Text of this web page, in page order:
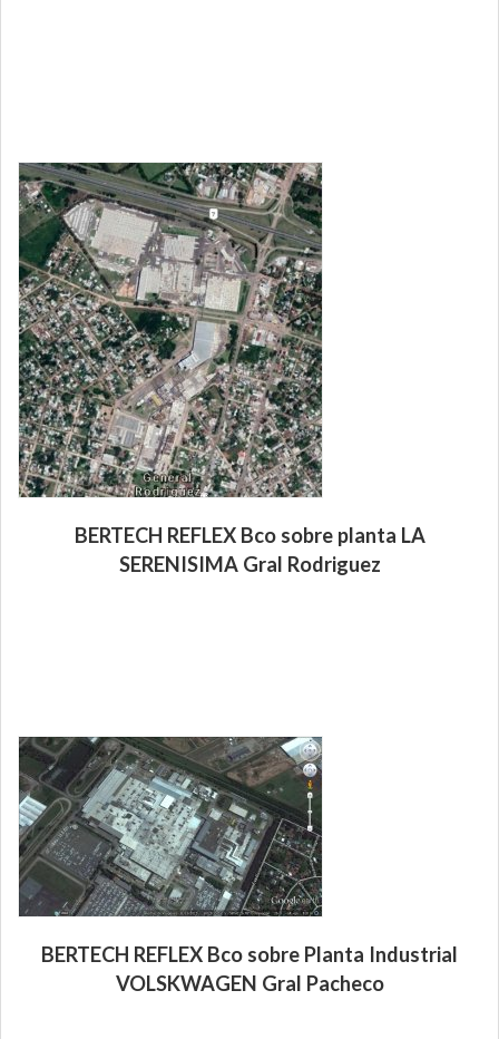
BERTECH REFLEX Bco sobre planta LA
SERENISIMA Gral Rodriguez
BERTECH REFLEX Bco sobre Planta Industrial
VOLSKWAGEN Gral Pacheco